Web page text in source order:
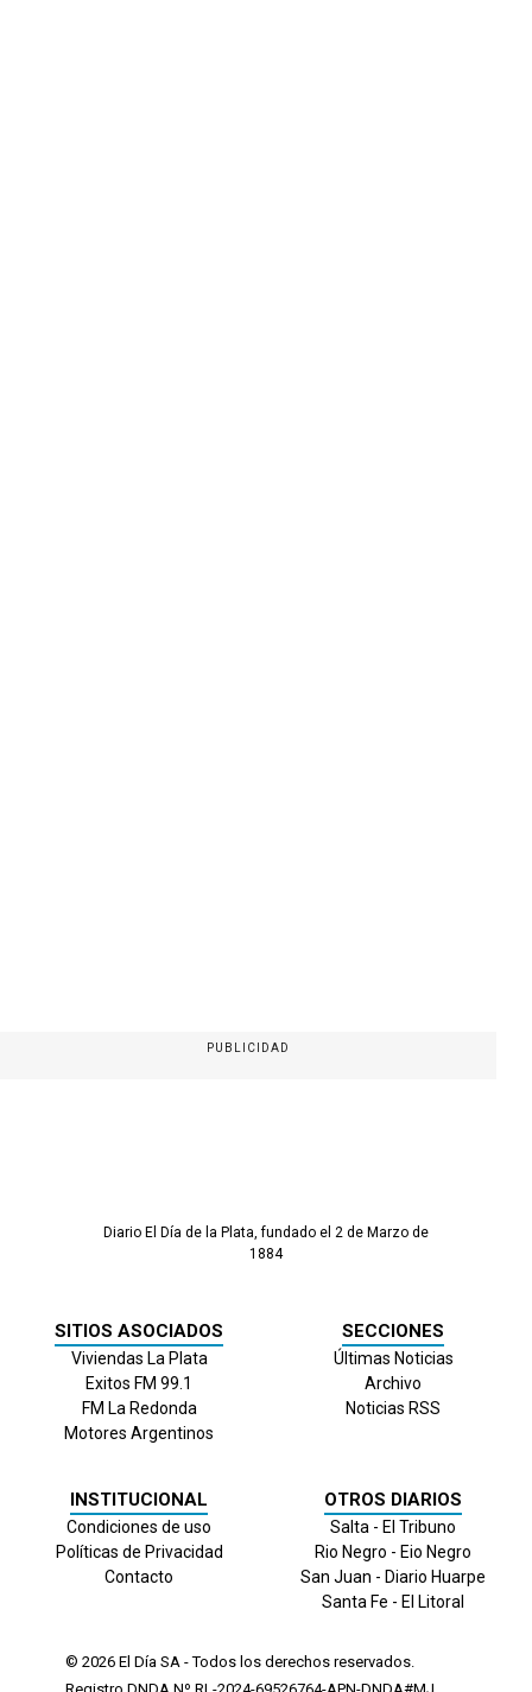
PUBLICIDAD
Diario El Día de la Plata, fundado el 2 de Marzo de
1884
SITIOS ASOCIADOS
Viviendas La Plata
Exitos FM 99.1
FM La Redonda
Motores Argentinos
SECCIONES
Últimas Noticias
Archivo
Noticias RSS
INSTITUCIONAL
Condiciones de uso
Políticas de Privacidad
Contacto
OTROS DIARIOS
Salta - El Tribuno
Rio Negro - Eio Negro
San Juan - Diario Huarpe
Santa Fe - El Litoral
© 2026 El Día SA - Todos los derechos reservados.